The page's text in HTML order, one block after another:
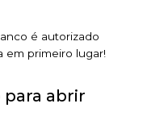
é autorizado
em primeiro lugar!
abrir